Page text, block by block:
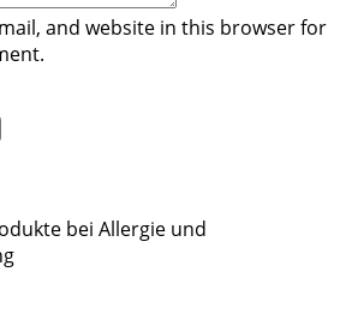
and website in this browser for
bei Allergie und